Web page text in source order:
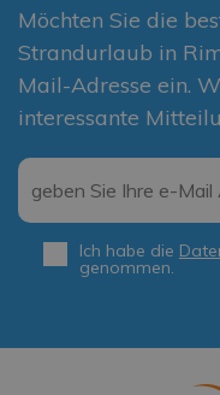
Möchten Sie die
Strandurlaub in
Mail-Adresse ein.
interessante
Email
Privacy *
Ich habe die
genommen.